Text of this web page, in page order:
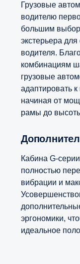
Грузовые
водителю
большим
экстерьера
водителя.
комбинациям
грузовые
адаптировать
начиная от
рамы до
Кабина G-
полностью
вибрации и
эргономики,
идеальное